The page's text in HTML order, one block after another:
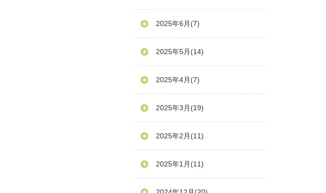
2025年6月 (7)
2025年5月 (14)
2025年4月 (7)
2025年3月 (19)
2025年2月 (11)
2025年1月 (11)